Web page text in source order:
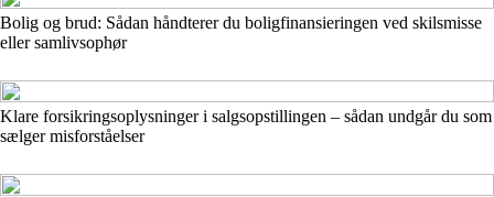
Bolig og brud: Sådan håndterer du boligfinansieringen ved skilsmisse
eller samlivsophør
Klare forsikringsoplysninger i salgsopstillingen – sådan undgår du som
sælger misforståelser